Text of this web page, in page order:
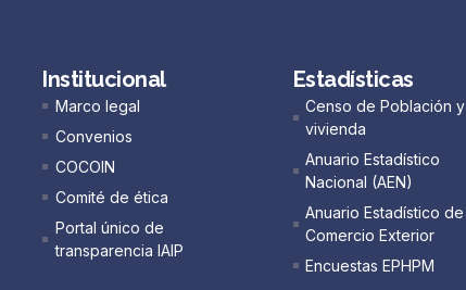
Institucional
Marco legal
Convenios
COCOIN
Comité de ética
Portal único de
transparencia IAIP
Estadísticas
Censo de Población y
vivienda
Anuario Estadístico
Nacional (AEN)​
Anuario Estadístico de
Comercio Exterior
Encuestas EPHPM